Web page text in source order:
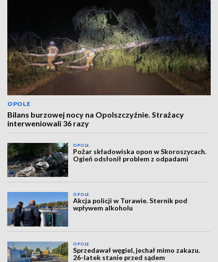
OPOLE
Bilans burzowej nocy na Opolszczyźnie. Strażacy
interweniowali 36 razy
OPOLE
Pożar składowiska opon w Skoroszycach.
Ogień odsłonił problem z odpadami
OPOLE
Akcja policji w Turawie. Sternik pod
wpływem alkoholu
OPOLE
Sprzedawał węgiel, jechał mimo zakazu.
26-latek stanie przed sądem